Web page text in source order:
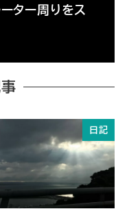
ター周りをス
日記